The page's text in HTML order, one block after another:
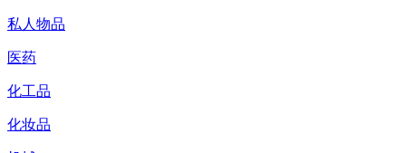
私人物品
医药
化工品
化妆品